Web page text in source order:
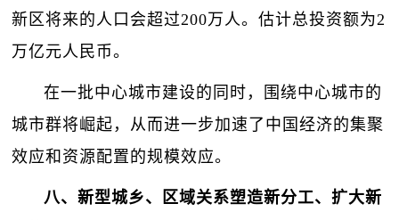
新区将来的人口会超过200万人。估计总投资额为2
万亿元人民币。
在一批中心城市建设的同时，围绕中心城市的
城市群将崛起，从而进一步加速了中国经济的集聚
效应和资源配置的规模效应。
八、新型城乡、区域关系塑造新分工、扩大新